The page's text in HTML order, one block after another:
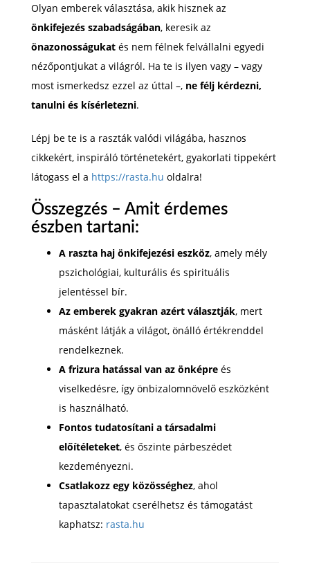
Olyan emberek választása, akik hisznek az
önkifejezés szabadságában, keresik az
önazonosságukat és nem félnek felvállalni egyedi
nézőpontjukat a világról. Ha te is ilyen vagy – vagy
most ismerkedsz ezzel az úttal –, ne félj kérdezni,
tanulni és kísérletezni.
Lépj be te is a raszták valódi világába, hasznos
cikkekért, inspiráló történetekért, gyakorlati tippekért
látogass el a https://rasta.hu oldalra!
Összegzés – Amit érdemes
észben tartani:
A raszta haj önkifejezési eszköz, amely mély
pszichológiai, kulturális és spirituális
jelentéssel bír.
Az emberek gyakran azért választják, mert
másként látják a világot, önálló értékrenddel
rendelkeznek.
A frizura hatással van az önképre és
viselkedésre, így önbizalomnövelő eszközként
is használható.
Fontos tudatosítani a társadalmi
előítéleteket, és őszinte párbeszédet
kezdeményezni.
Csatlakozz egy közösséghez, ahol
tapasztalatokat cserélhetsz és támogatást
kaphatsz: rasta.hu